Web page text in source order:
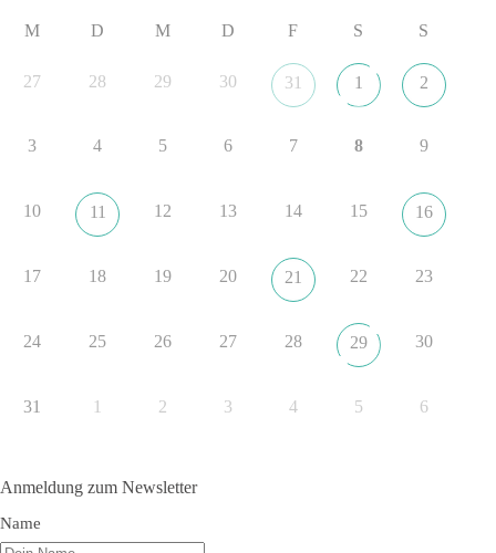
aus der NATO. Ein Gipfel, der mehr nach Rüstungsdeal als
nach Friedenspolitik klingt, wird niemals Sicherheit schaffen,
#NATO
Im Politischen Frühschoppen diskutieren die Teilnehmer das
Verhältnis von Mensch, Natur und Grundgesetz.
Beitrag der AG Strategische Impulse
M D M D F S S
27 28 29 30 31 1 2
3 4 5 6 7 8 9
10 11 12 13 14 15 16
17 18 19 20 21 22 23
24 25 26 27 28 29 30
31 1 2 3 4 5 6
Anmeldung zum Newsletter
Name